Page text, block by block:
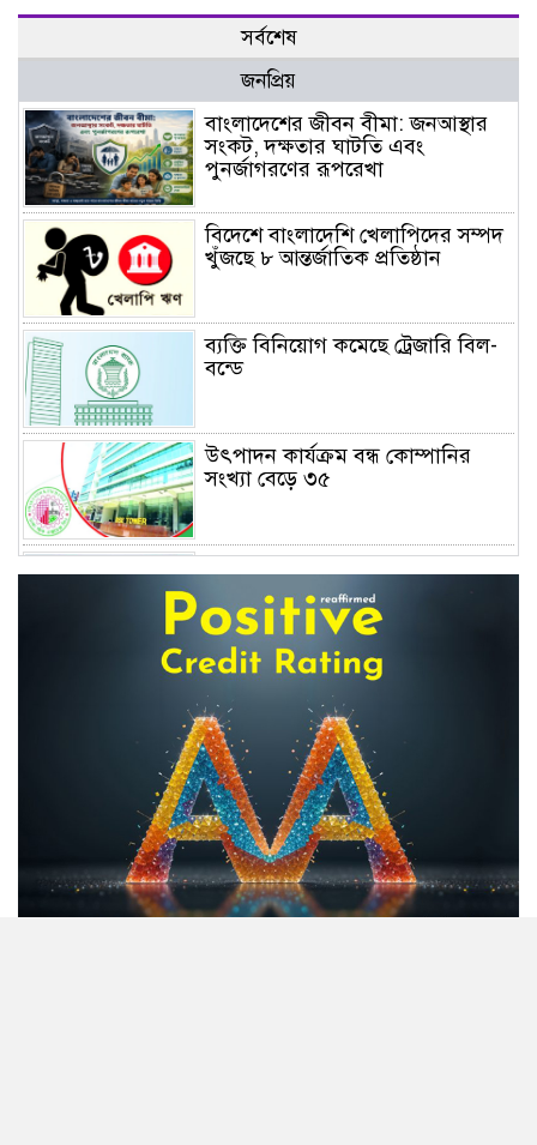
সর্বশেষ
জনপ্রিয়
বাংলাদেশের জীবন বীমা: জনআস্থার
সংকট, দক্ষতার ঘাটতি এবং
পুনর্জাগরণের রূপরেখা
বিদেশে বাংলাদেশি খেলাপিদের সম্পদ
খুঁজছে ৮ আন্তর্জাতিক প্রতিষ্ঠান
ব্যক্তি বিনিয়োগ কমেছে ট্রেজারি বিল-
বন্ডে
উৎপাদন কার্যক্রম বন্ধ কোম্পানির
সংখ্যা বেড়ে ৩৫
শতাংশ টিআইএনধারী রিটার্ন দেয়নি